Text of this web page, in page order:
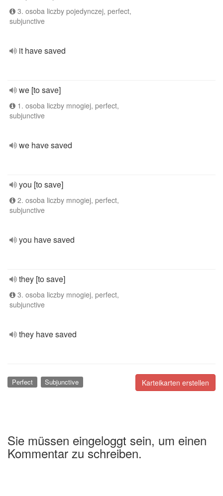
3. osoba liczby pojedynczej, perfect,
subjunctive
it have saved
we [to save]
1. osoba liczby mnogiej, perfect,
subjunctive
we have saved
you [to save]
2. osoba liczby mnogiej, perfect,
subjunctive
you have saved
they [to save]
3. osoba liczby mnogiej, perfect,
subjunctive
they have saved
Karteikarten erstellen
Perfect Subjunctive
Sie müssen eingeloggt sein, um einen
Kommentar zu schreiben.